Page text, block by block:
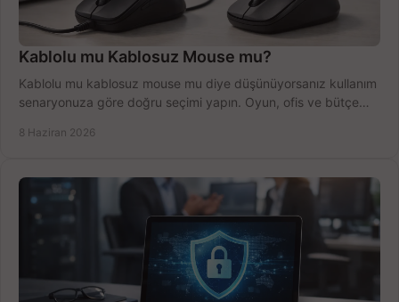
Kablolu mu Kablosuz Mouse mu?
Kablolu mu kablosuz mouse mu diye düşünüyorsanız kullanım
senaryonuza göre doğru seçimi yapın. Oyun, ofis ve bütçe
8 Haziran 2026